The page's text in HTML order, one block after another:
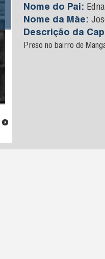
Nome do Pai:
Nome da Mãe:
Descrição da
Preso no bairro de